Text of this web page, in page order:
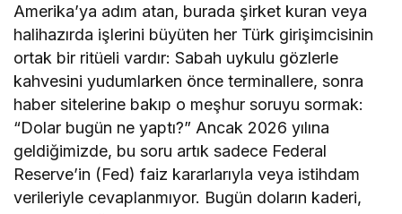
Amerika’ya adım atan, burada şirket kuran veya
halihazırda işlerini büyüten her Türk girişimcisinin
ortak bir ritüeli vardır: Sabah uykulu gözlerle
kahvesini yudumlarken önce terminallere, sonra
haber sitelerine bakıp o meşhur soruyu sormak:
“Dolar bugün ne yaptı?” Ancak 2026 yılına
geldiğimizde, bu soru artık sadece Federal
Reserve’in (Fed) faiz kararlarıyla veya istihdam
verileriyle cevaplanmıyor. Bugün doların kaderi,